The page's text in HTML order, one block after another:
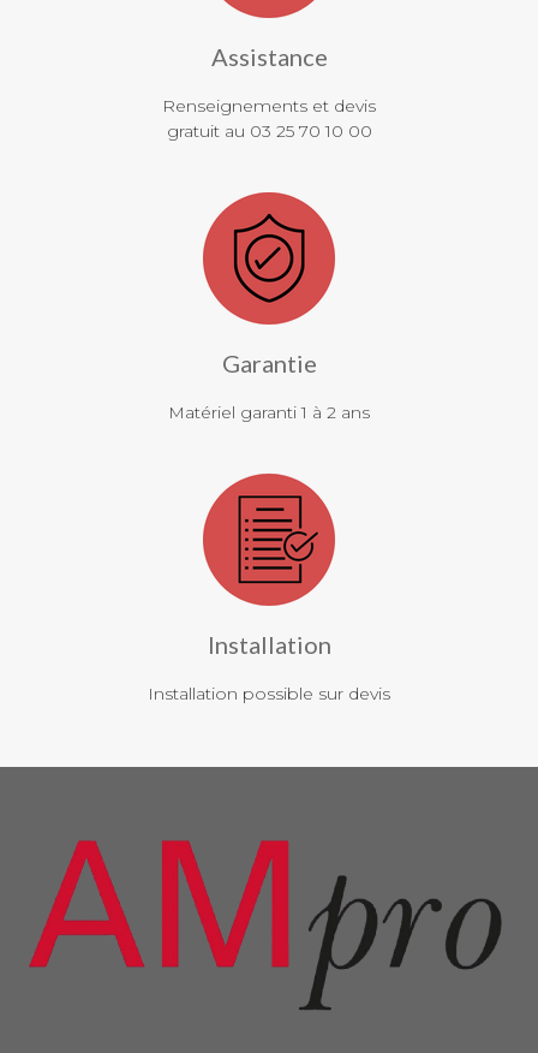
Assistance
Renseignements et devis
gratuit au 03 25 70 10 00
Garantie
Matériel garanti 1 à 2 ans
Installation
Installation possible sur devis